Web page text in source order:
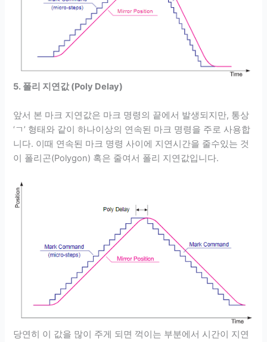
5. 폴리 지연값 (Poly Delay)
앞서 본 마크 지연값은 마크 명령의 끝에서 발생되지만, 통상
‘ㄱ’ 형태와 같이 하나이상의 연속된 마크 명령을 주로 사용합
니다. 이때 연속된 마크 명령 사이에 지연시간을 줄수있는 것
이 폴리곤(Polygon) 혹은 줄여서 폴리 지연값입니다.
당연히 이 값을 많이 주게 되면 꺽이는 부분에서 시간이 지연